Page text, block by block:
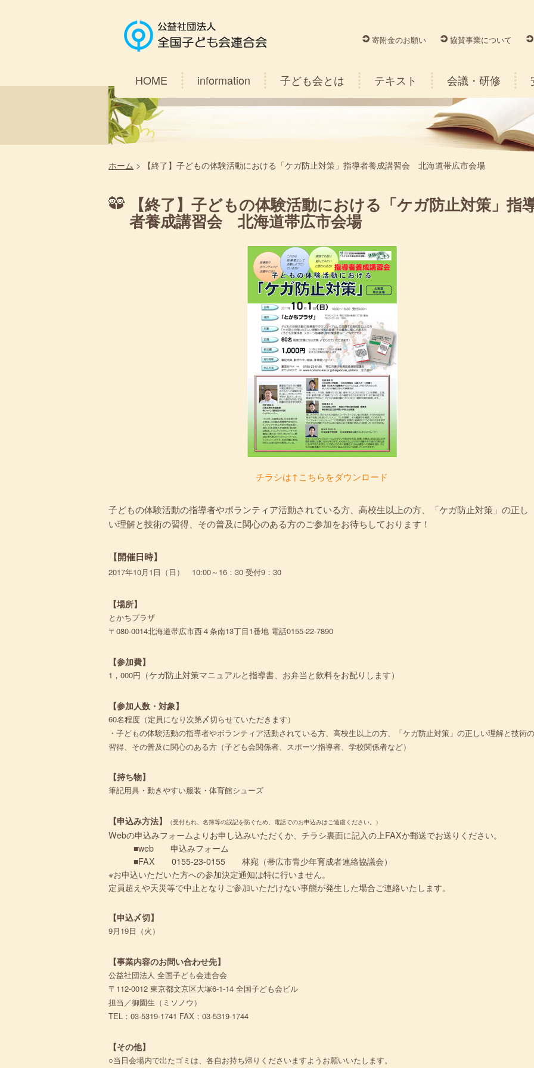
寄附金のお願い 協賛事業について
HOME information 子ども会とは テキスト 会議・研修
ホーム > 【終了】子どもの体験活動における「ケガ防止対策」指導者養成講習会 北海道帯広市会場
【終了】子どもの体験活動における「ケガ防止対策」指
者養成講習会 北海道帯広市会場
チラシは↑こちらをダウンロード
子どもの体験活動の指導者やボランティア活動されている方、高校生以上の方、「ケガ防止対策」の正し
い理解と技術の習得、その普及に関心のある方のご参加をお待ちしております！
【開催日時】
2017年10月1日（日） 10:00～16：30 受付9：30
【場所】
とかちプラザ
〒080-0014北海道帯広市西４条南13丁目1番地 電話0155-22-7890
【参加費】
1，000円 （ケガ防止対策マニュアルと指導書、お弁当と飲料をお配りします）
【参加人数・対象】
60名程度（定員になり次第〆切らせていただきます）
・子どもの体験活動の指導者やボランティア活動されている方、高校生以上の方、「ケガ防止対策」の正しい理解と技術の
習得、その普及に関心のある方（子ども会関係者、スポーツ指導者、学校関係者など）
【持ち物】
筆記用具・動きやすい服装・体育館シューズ
【申込み方法】 （受付もれ、名簿等の誤記を防ぐため、電話でのお申込みはご遠慮ください。）
Webの申込みフォームよりお申し込みいただくか、チラシ裏面に記入の上FAXか郵送でお送りください。
■web 申込みフォーム
■FAX 0155-23-0155 林宛（帯広市青少年育成者連絡協議会）
※お申込いただいた方への参加決定通知は特に行いません。
定員超えや天災等で中止となりご参加いただけない事態が発生した場合ご連絡いたします。
【申込〆切】
9月19日（火）
【事業内容のお問い合わせ先】
公益社団法人 全国子ども会連合会
〒112-0012 東京都文京区大塚6-1-14 全国子ども会ビル
担当／御園生（ミソノウ）
TEL：03-5319-1741 FAX：03-5319-1744
【その他】
○当日会場内で出たゴミは、各自お持ち帰りくださいますようお願いいたします。